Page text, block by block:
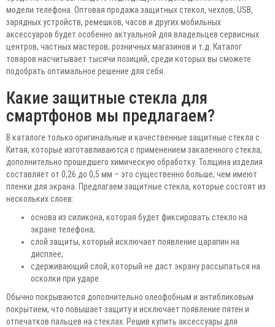
модели телефона. Оптовая продажа защитных стекол, чехлов, USB,
зарядных устройств, ремешков, часов и других мобильных
аксессуаров будет особенно актуальной для владельцев сервисных
центров, частных мастеров, розничных магазинов и т.д. Каталог
товаров насчитывает тысячи позиций, среди которых вы сможете
подобрать оптимальное решение для себя.
Какие защитные стекла для
смартфонов мы предлагаем?
В каталоге только оригинальные и качественные защитные стекла с
Китая, которые изготавливаются с применением закаленного стекла,
дополнительно прошедшего химическую обработку. Толщина изделия
составляет от 0,26 до 0,5 мм – это существенно больше, чем имеют
пленки для экрана. Предлагаем защитные стекла, которые состоят из
нескольких слоев:
основа из силикона, которая будет фиксировать стекло на
экране телефона;
слой защиты, который исключает появление царапин на
дисплее;
сдерживающий слой, который не даст экрану рассыпаться на
осколки при ударе.
Обычно покрываются дополнительно олеофобным и антибликовым
покрытием, что повышает защиту и исключает появление пятен и
отпечатков пальцев на стеклах. Решив купить аксессуары для